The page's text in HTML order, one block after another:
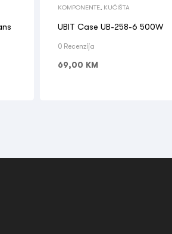
KOMPONENTE, KUĆIŠTA
UBIT Case UB-258-6 500W
0 Recenzija
69,00 KM